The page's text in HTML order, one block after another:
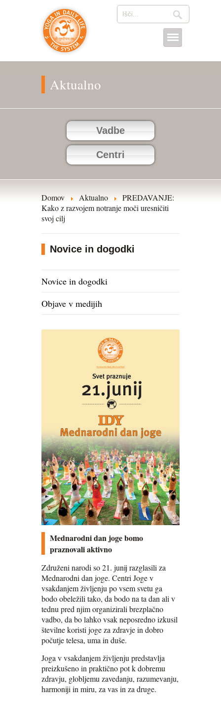
Aktualno
Vadbe
Centri
Domov Aktualno
PREDAVANJE:
Kako z razvojem notranje moči uresničiti
svoj cilj
Novice in dogodki
Novice in dogodki
Objave v medijih
Mednarodni dan joge bomo
praznovali aktivno
Združeni narodi so 21. junij razglasili za
Mednarodni dan joge. Centri Joge v
vsakdanjem življenju po vsem svetu ga
bodo obeležili tako, da bodo na ta dan ali v
tednu pred njim organizirali brezplačno
vadbo, da bo lahko vsak neposredno izkusil
številne koristi joge za zdravje in dobro
počutje telesa, uma in duše.
Joga v vsakdanjem življenju predstavlja
preizkušeno in praktično pot k dobremu
zdravju, globljemu zavedanju, razumevanju,
harmoniji in miru, za vas in za druge.